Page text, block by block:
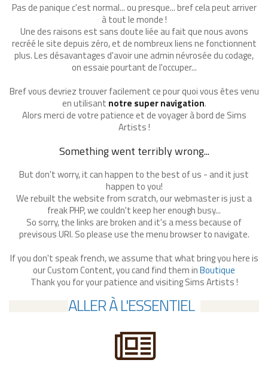
Pas de panique c'est normal... ou presque... bref cela peut arriver
à tout le monde !
Une des raisons est sans doute liée au fait que nous avons
recréé le site depuis zéro, et de nombreux liens ne fonctionnent
plus. Les désavantages d'avoir une admin névrosée du codage,
on essaie pourtant de l'occuper...
Bref vous devriez trouver facilement ce pour quoi vous êtes venu
en utilisant notre super navigation.
Alors merci de votre patience et de voyager à bord de Sims
Artists !
Something went terribly wrong...
But don't worry, it can happen to the best of us - and it just
happen to you!
We rebuilt the website from scratch, our webmaster is just a
freak PHP, we couldn't keep her enough busy...
So sorry, the links are broken and it's a mess because of
previsous URl. So please use the menu browser to navigate.
If you don't speak french, we assume that what bring you here is
our Custom Content, you cand find them inBoutique
Thank you for your patience and visiting Sims Artists !
ALLER À L'ESSENTIEL